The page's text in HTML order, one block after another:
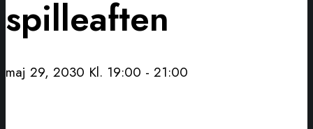
spilleaften
maj 29, 2030 Kl. 19:00 - 21:00